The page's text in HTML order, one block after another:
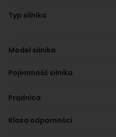
Typ silnika
Model silnika
Pojemność silnika
Prądnica
Klasa odporności